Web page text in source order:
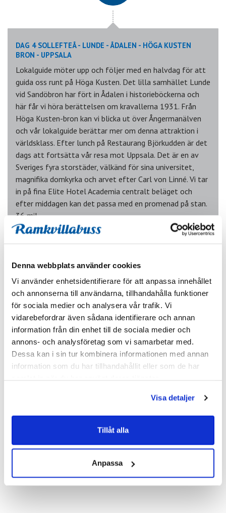
Denna webbplats använder cookies
Vi använder enhetsidentifierare för att anpassa innehållet
och annonserna till användarna, tillhandahålla funktioner
för sociala medier och analysera vår trafik. Vi
vidarebefordrar även sådana identifierare och annan
information från din enhet till de sociala medier och
annons- och analysföretag som vi samarbetar med.
Dessa kan i sin tur kombinera informationen med annan
information som du har tillhandahållit eller som de har
Visa detaljer
Tillåt alla
Anpassa
DAG 4 SOLLEFTEÅ - LUNDE - ÅDALEN - HÖGA KUSTEN
BRON - UPPSALA
Lokalguide möter upp och följer med en halvdag för att
guida oss runt på Höga Kusten. Det lilla samhället Lunde
vid Sandöbron har fört in Ådalen i historieböckerna och
här får vi höra berättelsen om kravallerna 1931. Från
Höga Kusten-bron kan vi blicka ut över Ångermanälven
och vår lokalguide berättar mer om denna attraktion i
världsklass. Efter lunch på Restaurang Björkudden är det
dags att fortsätta vår resa mot Uppsala. Det är en av
Sveriges fyra storstäder, välkänd för sina universitet,
magnifika domkyrka och arvet efter Carl von Linné. Vi tar
in på fina Elite Hotel Academia centralt beläget och
efter middagen kan det passa med en promenad på stan.
36 mil.
DAG 5 UPPSALA - SVERIGES ÄLDSTA STAD, SIGTUNA -
Domkyrkan är Nordens största och universitetet Nordens
vi till Sigtuna för lunch och besök i den gamla staden. År
en härlig upplevelse. Efteråt tar vi plats i bussen och
med paus är vi snart tillbaka vid våra hemorter igen. 42